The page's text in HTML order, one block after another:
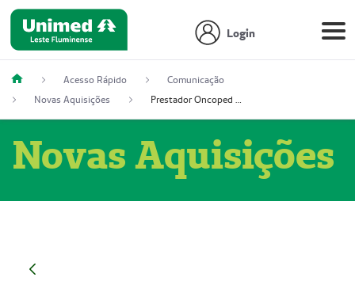
Login
Acesso Rápido
Comunicação
Novas Aquisições
Prestador Oncoped Serviços Médicos (51004335-0)
Novas Aquisições